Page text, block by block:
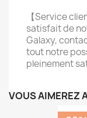
【Service
satisfait de
Galaxy,
tout notre
pleinement
VOUS AIMEREZ